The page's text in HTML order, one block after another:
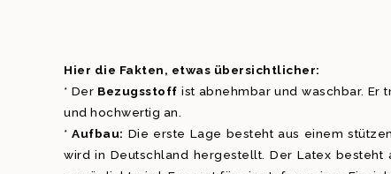
Hier die Fakten, etwas übersichtlicher:
* Der Bezugsstoffist abnehmbar und waschbar. Er
und hochwertig an.
*Aufbau: Die erste Lage besteht aus einem
wird in Deutschland hergestellt. Der Latex